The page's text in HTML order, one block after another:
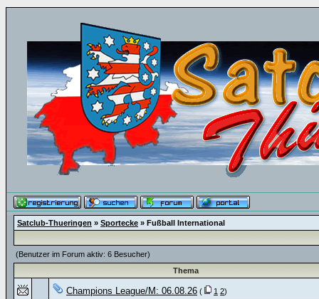
Satclub-Thueringen » Sportecke » Fußball International
(Benutzer im Forum aktiv: 6 Besucher)
Thema
Champions League/M: 06.08.26 ( 1 2)